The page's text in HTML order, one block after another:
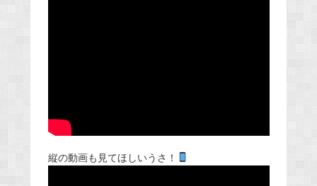
縦の動画も見てほしいうさ！